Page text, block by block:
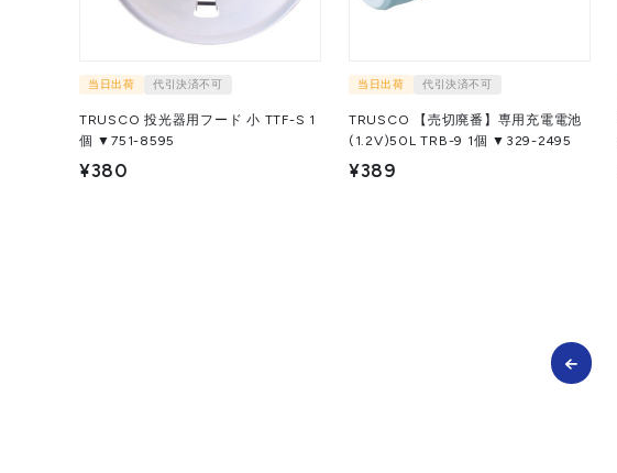
当日出荷 代引決済不可
TRUSCO 投光器用フード 小 TTF-S 1
個 ▼751-8595
¥380
当日出荷 代引決済不可
TRUSCO 【売切廃番】専用充電電池
(1.2V)50L TRB-9 1個 ▼329-2495
¥389